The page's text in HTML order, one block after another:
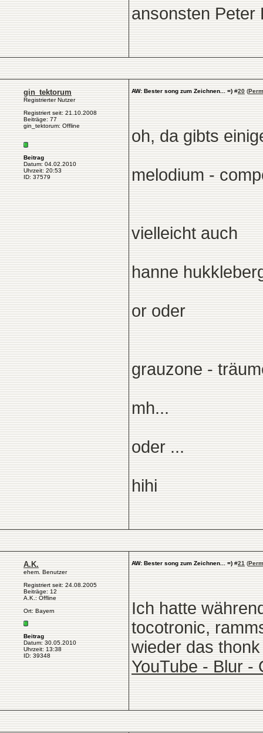
ansonsten Peter
gin_tektorum
Registrierter Nutzer
Registriert seit: 21.10.2008
Beiträge: 77
gin_tektorum: Offline
Beitrag
Datum: 04.02.2010
Uhrzeit: 20:53
ID: 37579
AW: Bester song zum Zeichnen... =) #20 (
oh, da gibts
melodium -
vielleicht auch
hanne
or oder
grauzone -
mh...
oder ...
hihi
A.K.
ehem. Benutzer
Registriert seit: 24.08.2005
Beiträge: 12
A.K.: Offline
Ort: Bayern
Beitrag
Datum: 30.05.2010
Uhrzeit: 13:38
ID: 39348
AW: Bester song zum Zeichnen... =) #21 (
Ich hatte
tocotronic,
wieder das
YouTube - Blur -